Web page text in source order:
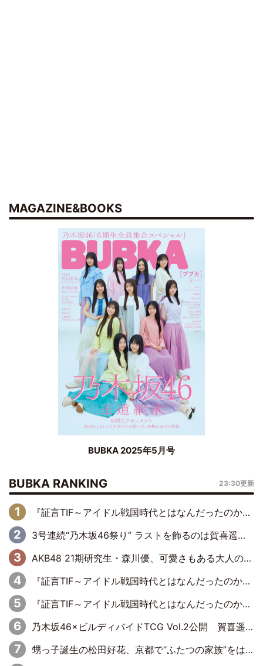
MAGAZINE&BOOKS
BUBKA 2025年5月号
BUBKA RANKING 23:30更新
『証言TIF～アイドル戦国時代とはなんだったのか～』第6回：でんぱ組.inc・古川未鈴×相沢梨紗「『ハロプロやりたかったな』って言ったら、夢眠ねむさんに『てめえはでんぱ組．incなんだよ！』って肩パンされて(笑)」
3号連続“乃木坂46祭り” ラストを飾るのは賀喜遥香…5年ぶりの登場に「5年分大人になった私を見ていただけたら」
AKB48 21期研究生・森川優、可愛さもある大人の女性に
『証言TIF～アイドル戦国時代とはなんだったのか～』第11回：私立恵比寿中学・真山りか×安本彩花「TIFで10年ぶりのキョンシーメイクをしたら、場を完全に引かせてしまって。時代が変わったんだなって」
『証言TIF～アイドル戦国時代とはなんだったのか～』第10回：さくら学院・武藤彩未×飯田らうら「正直、中3で辞めるというのを信じてなくて。そう言われてはいたけど、嘘でしょって」
乃木坂46×ビルディバイドTCG Vol.2公開 賀喜遥香＆田村真佑が『京まふ』ステージに登壇
甥っ子誕生の松田好花、京都で“ふたつの家族”をはしご！ “母”黒谷友香に見送られ、“父”松岡昌宏とはハシゴ酒